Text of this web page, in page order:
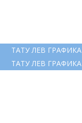
ТАТУ ЛЕВ ГРАФИКА
ТАТУ ЛЕВ ГРАФИКА